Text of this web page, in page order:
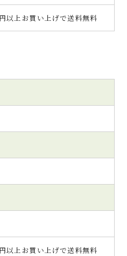
以上お買い上げで送料無料
以上お買い上げで送料無料